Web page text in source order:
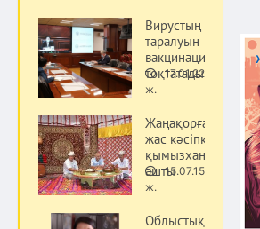
Вирустың
таралуын
вакцинация
тоқтатады
17.01.22
ж.
Жаңақорғанда
жас кәсіпкер
қымызхана
ашты15.07.15
ж.
Облыстық